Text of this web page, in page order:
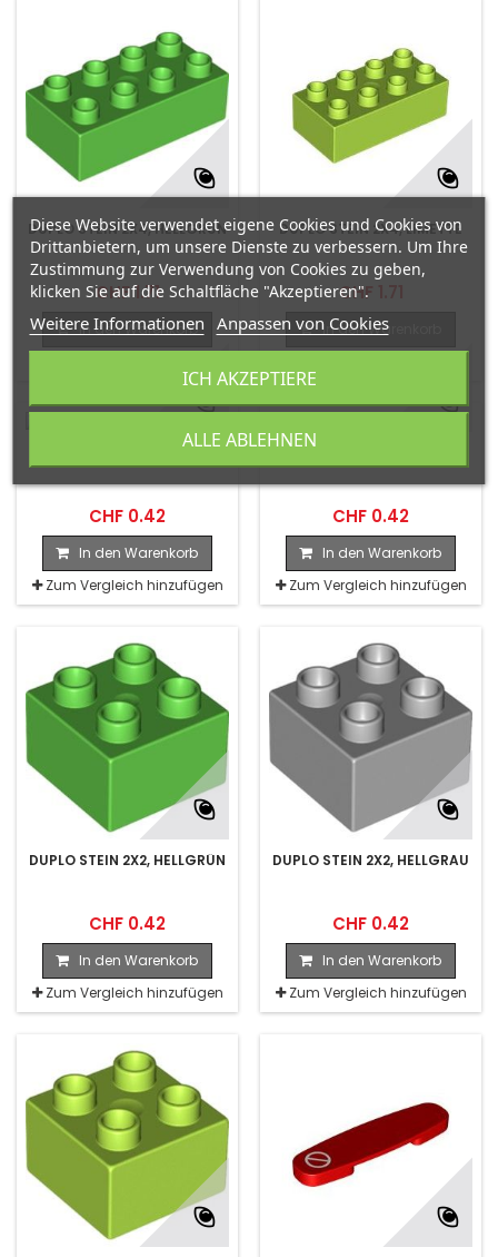
DUPLO STEIN 2X4, HELLGRÜN
CHF 1.71
In den Warenkorb
DUPLO STEIN 2X4, LIMETTE
CHF 1.71
In den Warenkorb
DUPLO STEIN 2X2, BEIGE
CHF 0.42
In den Warenkorb
Zum Vergleich hinzufügen
DUPLO STEIN 2X2, GELB
CHF 0.42
In den Warenkorb
Zum Vergleich hinzufügen
DUPLO STEIN 2X2, HELLGRÜN
CHF 0.42
In den Warenkorb
Zum Vergleich hinzufügen
DUPLO STEIN 2X2, HELLGRAU
CHF 0.42
In den Warenkorb
Zum Vergleich hinzufügen
Diese Website verwendet eigene Cookies und Cookies von
Drittanbietern, um unsere Dienste zu verbessern. Um Ihre
Zustimmung zur Verwendung von Cookies zu geben,
klicken Sie auf die Schaltfläche "Akzeptieren".
Weitere Informationen Anpassen von Cookies
ALLE ABLEHNEN
ICH AKZEPTIERE